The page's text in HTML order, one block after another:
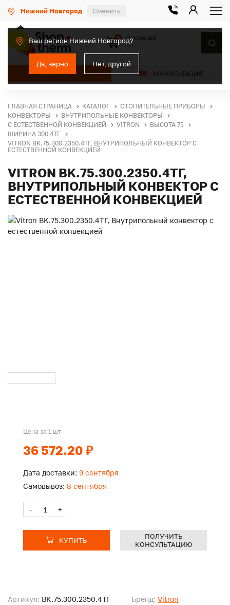
Нижний Новгород Сменить
Ваш регион Нижний Новгород?
Да, верно Нет, другой
КАТАЛОГ КОНСУЛЬТАЦИЯ
0
0 позиций
ГЛАВНАЯ СТРАНИЦА КАТАЛОГ
ОТОПИТЕЛЬНЫЕ ПРИБОРЫ
КОНВЕКТОРЫ
ВНУТРИПОЛЬНЫЕ КОНВЕКТОРЫ
С ЕСТЕСТВЕННОЙ КОНВЕКЦИЕЙ
VITRON
ВЫСОТА 75
ШИРИНА 300 4ТГ
VITRON BK.75.300.2350.4ТГ, ВНУТРИПОЛЬНЫЙ КОНВЕКТОР С
ЕСТЕСТВЕННОЙ КОНВЕКЦИЕЙ
VITRON BK.75.300.2350.4ТГ,
ВНУТРИПОЛЬНЫЙ КОНВЕКТОР С
ЕСТЕСТВЕННОЙ КОНВЕКЦИЕЙ
Артикул: BK.75.300.2350.4ТГ Бренд: Vitron
Цена за 1 шт
36 572.20 ₽
Дата доставки: 9 сентября
Самовывоз: 8 сентября
- +
КУПИТЬ
ПОЛУЧИТЬ
КОНСУЛЬТАЦИЮ